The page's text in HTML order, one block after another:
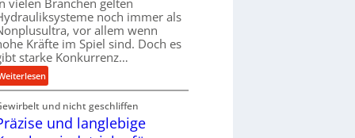
e
r
f
o
r
m
c
vielen Branchen gelten
noch immer als
vor allem wenn
Kräfte im Spiel sind. Doch es
starke Konkurrenz…
:
K
u
g
und nicht geschliffen
und langlebige